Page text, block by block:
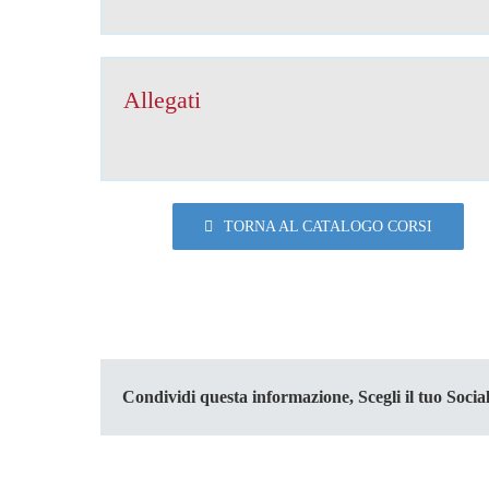
Allegati
TORNA AL CATALOGO CORSI
Condividi questa informazione, Scegli il tuo